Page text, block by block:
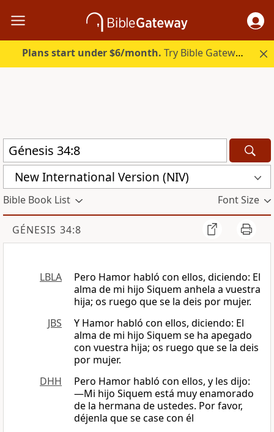
Plans start under $6/month. Try Bible Gateway Plus.
New International Version (NIV)
Bible Book List Font Size
GÉNESIS 34:8
LBLA
Pero Hamor habló con ellos, diciendo: El
alma de mi hijo Siquem anhela a vuestra
hija; os ruego que se la deis por mujer.
JBS
Y Hamor habló con ellos, diciendo: El
alma de mi hijo Siquem se ha apegado
con vuestra hija; os ruego que se la deis
por mujer.
DHH
Pero Hamor habló con ellos, y les dijo:
—Mi hijo Siquem está muy enamorado
de la hermana de ustedes. Por favor,
déjenla que se case con él